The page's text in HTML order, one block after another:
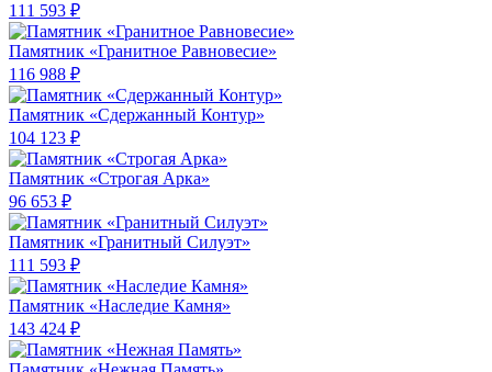
111 593 ₽
Памятник «Гранитное Равновесие»
116 988 ₽
Памятник «Сдержанный Контур»
104 123 ₽
Памятник «Строгая Арка»
96 653 ₽
Памятник «Гранитный Силуэт»
111 593 ₽
Памятник «Наследие Камня»
143 424 ₽